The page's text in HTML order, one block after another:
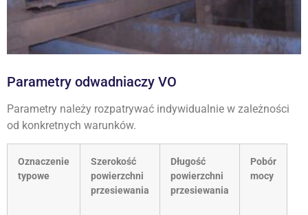
Parametry odwadniaczy VO
Parametry należy rozpatrywać indywidualnie w zależności
od konkretnych warunków.
Oznaczenie
typowe
Szerokość
powierzchni
przesiewania
Długość
powierzchni
przesiewania
Pobór
mocy